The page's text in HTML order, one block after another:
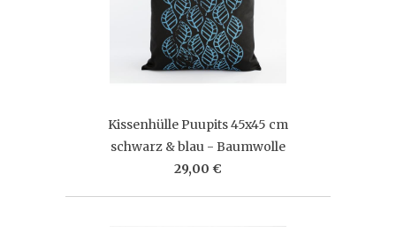
Kissenhülle Puupits 45x45 cm
schwarz & blau - Baumwolle
29,00 €